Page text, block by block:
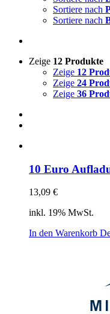
Sortiere nach
Sortiere nach
Zeige 12 Produkte
Zeige 12
Zeige 24
Zeige 36
10 Euro
13,09 €
inkl. 19% MwSt.
In den Warenkorb